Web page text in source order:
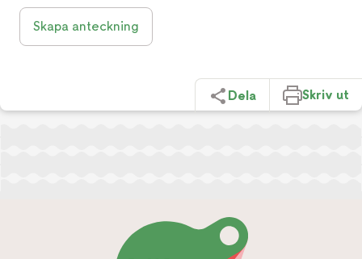
Skapa anteckning
Dela Skriv ut